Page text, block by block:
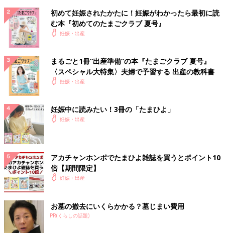
初めて妊娠されたかたに！妊娠がわかったら最初に読
む本『初めてのたまごクラブ 夏号』
妊娠・出産
まるごと1冊“出産準備”の本『たまごクラブ 夏号』
〈スペシャル大特集〉夫婦で予習する 出産の教科書
妊娠・出産
妊娠中に読みたい！3冊の「たまひよ」
妊娠・出産
アカチャンホンポでたまひよ雑誌を買うとポイント10
倍【期間限定】
妊娠・出産
お墓の撤去にいくらかかる？墓じまい費用
PR(くらしの話題)